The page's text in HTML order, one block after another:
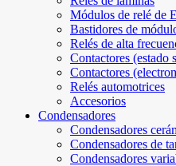
Módulos de relé de
Bastidores de
Relés de alta
Contactores (estado
Contactores
Relés automotrices
Accesorios
Condensadores
Condensadores
Condensadores de
Condensadores